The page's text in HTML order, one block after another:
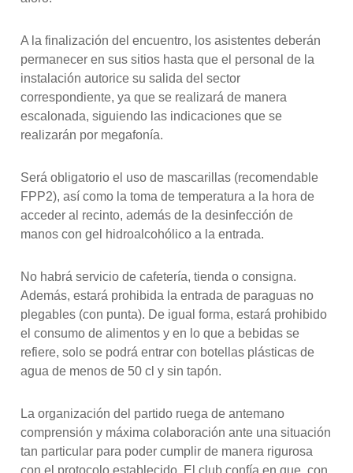
A la finalización del encuentro, los asistentes deberán
permanecer en sus sitios hasta que el personal de la
instalación autorice su salida del sector
correspondiente, ya que se realizará de manera
escalonada, siguiendo las indicaciones que se
realizarán por megafonía.
Será obligatorio el uso de mascarillas (recomendable
FPP2), así como la toma de temperatura a la hora de
acceder al recinto, además de la desinfección de
manos con gel hidroalcohólico a la entrada.
No habrá servicio de cafetería, tienda o consigna.
Además, estará prohibida la entrada de paraguas no
plegables (con punta). De igual forma, estará prohibido
el consumo de alimentos y en lo que a bebidas se
refiere, solo se podrá entrar con botellas plásticas de
agua de menos de 50 cl y sin tapón.
La organización del partido ruega de antemano
comprensión y máxima colaboración ante una situación
tan particular para poder cumplir de manera rigurosa
con el protocolo establecido. El club confía en que, con